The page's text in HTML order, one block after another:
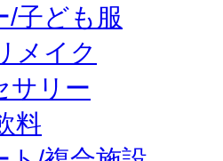
/子ども服
メイク
サリー
料